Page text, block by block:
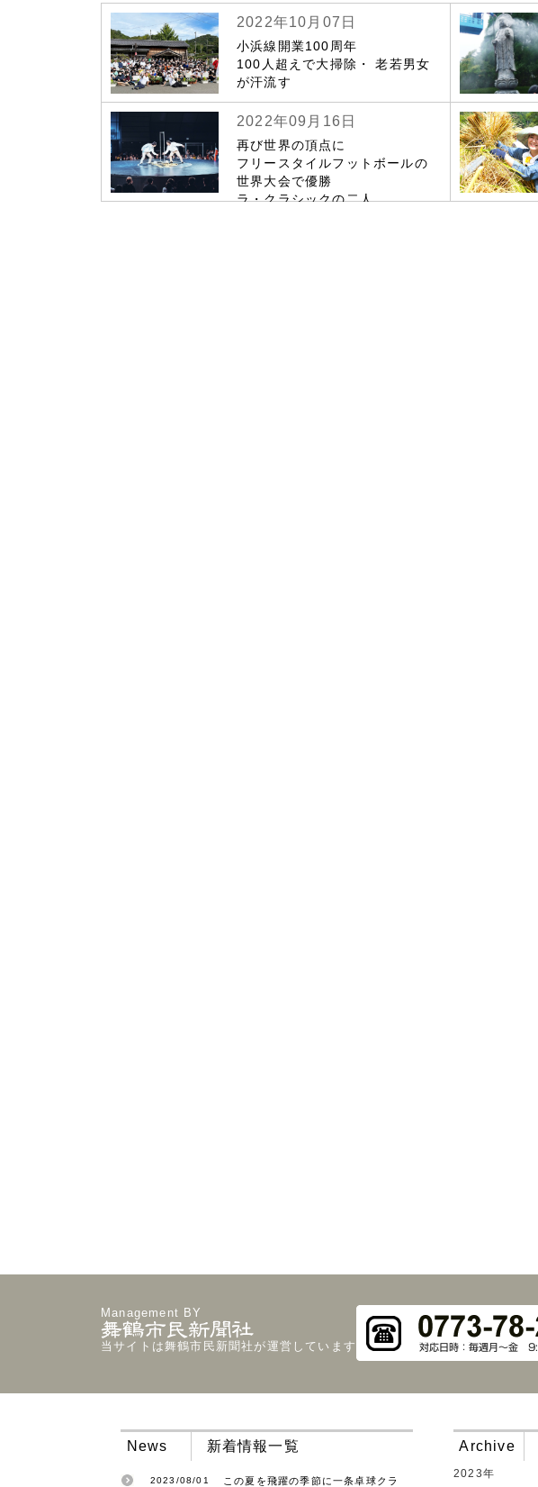
2022年10月07日
小浜線開業100周年
100人超えで大掃除・ 老若男女
が汗流す
2022年09月16日
再び世界の頂点に
フリースタイルフットボールの
世界大会で優勝
ラ・クラシックの二人
Management BY
当サイトは舞鶴市民新聞社が運営しています
News 新着情報一覧
2023/08/01 この夏を飛躍の季節に一条卓球クラ
Archive
2023年